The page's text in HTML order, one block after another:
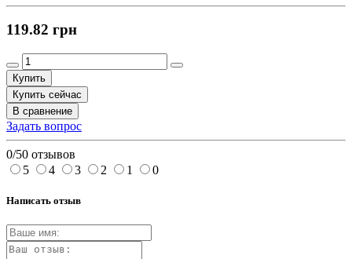
119.82 грн
Купить
Купить сейчас
В сравнение
Задать вопрос
0/50 отзывов
5
4 3 2 1 0
Написать отзыв